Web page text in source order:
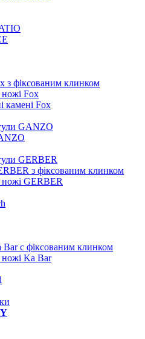
з фіксованим клинком
ножі Fox
камені Fox
GANZO
GERBER
з фіксованим клинком
ножі GERBER
c фіксованим клинком
ножі Ka Bar